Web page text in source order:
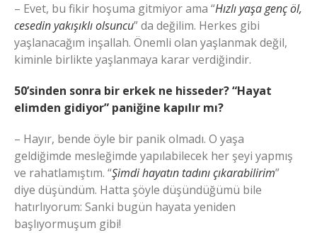
– Evet, bu fikir hoşuma gitmiyor ama “Hızlı yaşa genç öl,
cesedin yakışıklı olsuncu” da değilim. Herkes gibi
yaşlanacağım inşallah. Önemli olan yaşlanmak değil,
kiminle birlikte yaşlanmaya karar verdiğindir.
50’sinden sonra bir erkek ne hisseder? “Hayat
elimden gidiyor” paniğine kapılır mı?
– Hayır, bende öyle bir panik olmadı. O yaşa
geldiğimde mesleğimde yapılabilecek her şeyi yapmış
ve rahatlamıştım. “Şimdi hayatın tadını çıkarabilirim”
diye düşündüm. Hatta şöyle düşündüğümü bile
hatırlıyorum: Sanki bugün hayata yeniden
başlıyormuşum gibi!